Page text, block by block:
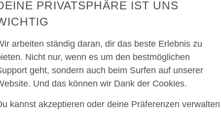
Planung
Die Planung und
personelle Ressourcen
Herausforderungen bei
Werbekampagne
PRIVATSPHÄRE IST UNS
arbeiten ständig daran, dir das beste Erlebnis zu
Nicht nur, wenn es um den bestmöglichen
geht, sondern auch beim Surfen auf unserer
Und das können wir Dank der Cookies.
kannst akzeptieren oder deine Präferenzen